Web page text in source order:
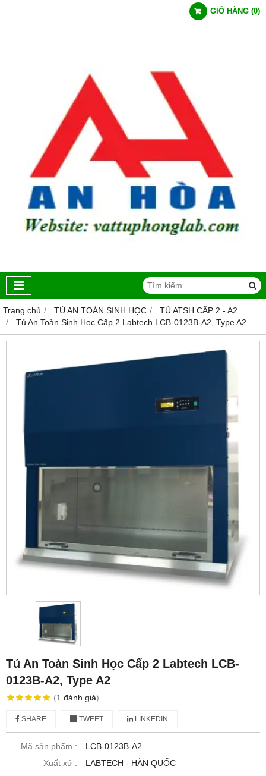
GIỎ HÀNG (0)
Trang chủ TỦ AN TOÀN SINH HỌC
TỦ ATSH CẤP 2 - A2
Tủ An Toàn Sinh Học Cấp 2 Labtech LCB-0123B-A2, Type A2
Tủ An Toàn Sinh Học Cấp 2 Labtech LCB-
0123B-A2, Type A2
(1 đánh giá)
SHARE TWEET LINKEDIN
Mã sản phẩm :
LCB-0123B-A2
Xuất xứ :
LABTECH - HÀN QUỐC